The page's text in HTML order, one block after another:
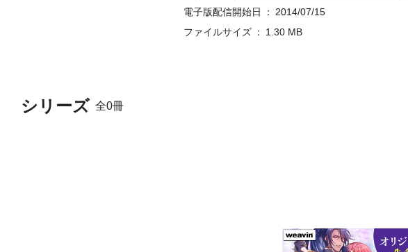
シリーズ 全0冊
電子版配信開始日
2014/07/15
ファイルサイズ
1.30 MB